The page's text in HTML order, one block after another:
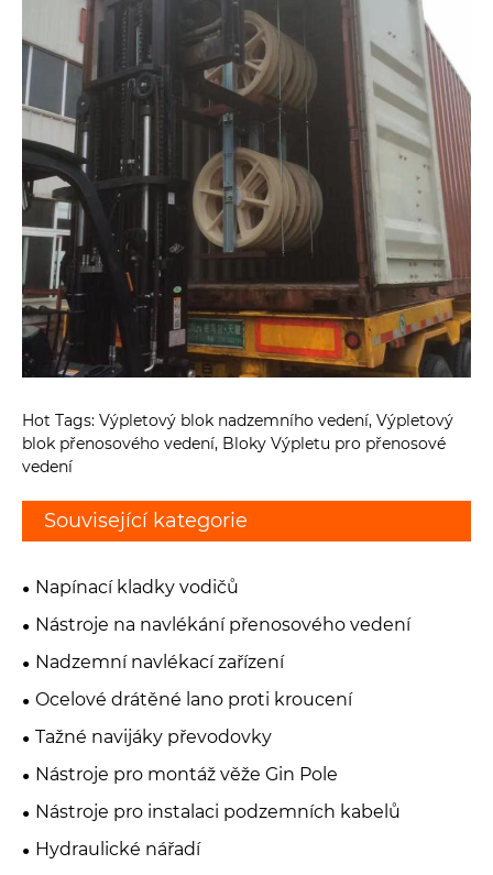
Hot Tags: Výpletový blok nadzemního vedení, Výpletový
blok přenosového vedení, Bloky Výpletu pro přenosové
vedení
Související kategorie
Napínací kladky vodičů
Nástroje na navlékání přenosového vedení
Nadzemní navlékací zařízení
Ocelové drátěné lano proti kroucení
Tažné navijáky převodovky
Nástroje pro montáž věže Gin Pole
Nástroje pro instalaci podzemních kabelů
Hydraulické nářadí